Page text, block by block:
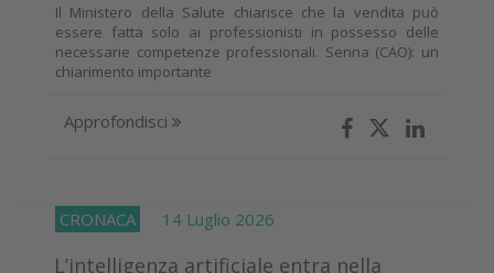
Il Ministero della Salute chiarisce che la vendita può
essere fatta solo ai professionisti in possesso delle
necessarie competenze professionali. Senna (CAO): un
chiarimento importante
Approfondisci
CRONACA 14 Luglio 2026
L’intelligenza artificiale entra nella